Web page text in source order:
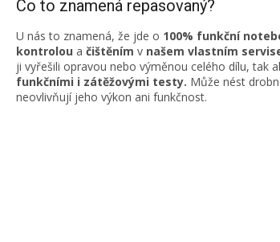
Co to znamená repasovaný?
U nás to znamená, že jde o 100% funkční
kontrolou a čištěním v našem vlastním
ji vyřešili opravou nebo výměnou celého dílu, tak
funkčními i zátěžovými testy. Může nést
neovlivňují jeho výkon ani funkčnost.